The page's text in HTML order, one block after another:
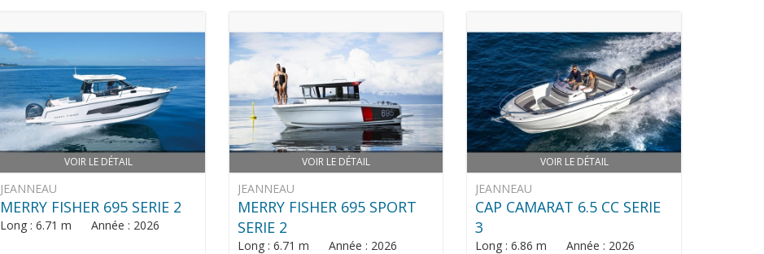
VOIR LE DÉTAIL
JEANNEAU
MERRY FISHER 695 SERIE 2
Long : 6.71 m Année : 2026
VOIR LE DÉTAIL
JEANNEAU
MERRY FISHER 695 SPORT
SERIE 2
Long : 6.71 m Année : 2026
VOIR LE DÉTAIL
JEANNEAU
CAP CAMARAT 6.5 CC SERIE
3
Long : 6.86 m Année : 2026